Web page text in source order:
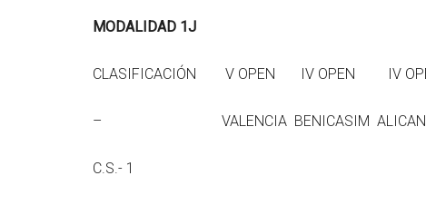
MODALIDAD 1J
CLASIFICACIÓN V OPEN IV OPEN IV
– VALENCIA BENICASIM ALICANTE
C.S.- 1